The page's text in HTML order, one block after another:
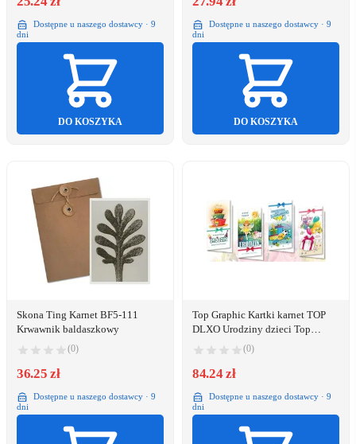
Dostępne u naszego dostawcy · 9
dni
DO KOSZYKA
Dostępne u naszego dostawcy · 9
dni
DO KOSZYKA
Skona Ting Karnet BF5-111
Krwawnik baldaszkowy
(0)
36.25 zł
Dostępne u naszego dostawcy · 9
dni
Top Graphic Kartki karnet TOP
DLXO Urodziny dzieci Top
(0)
84.24 zł
Dostępne u naszego dostawcy · 9
dni